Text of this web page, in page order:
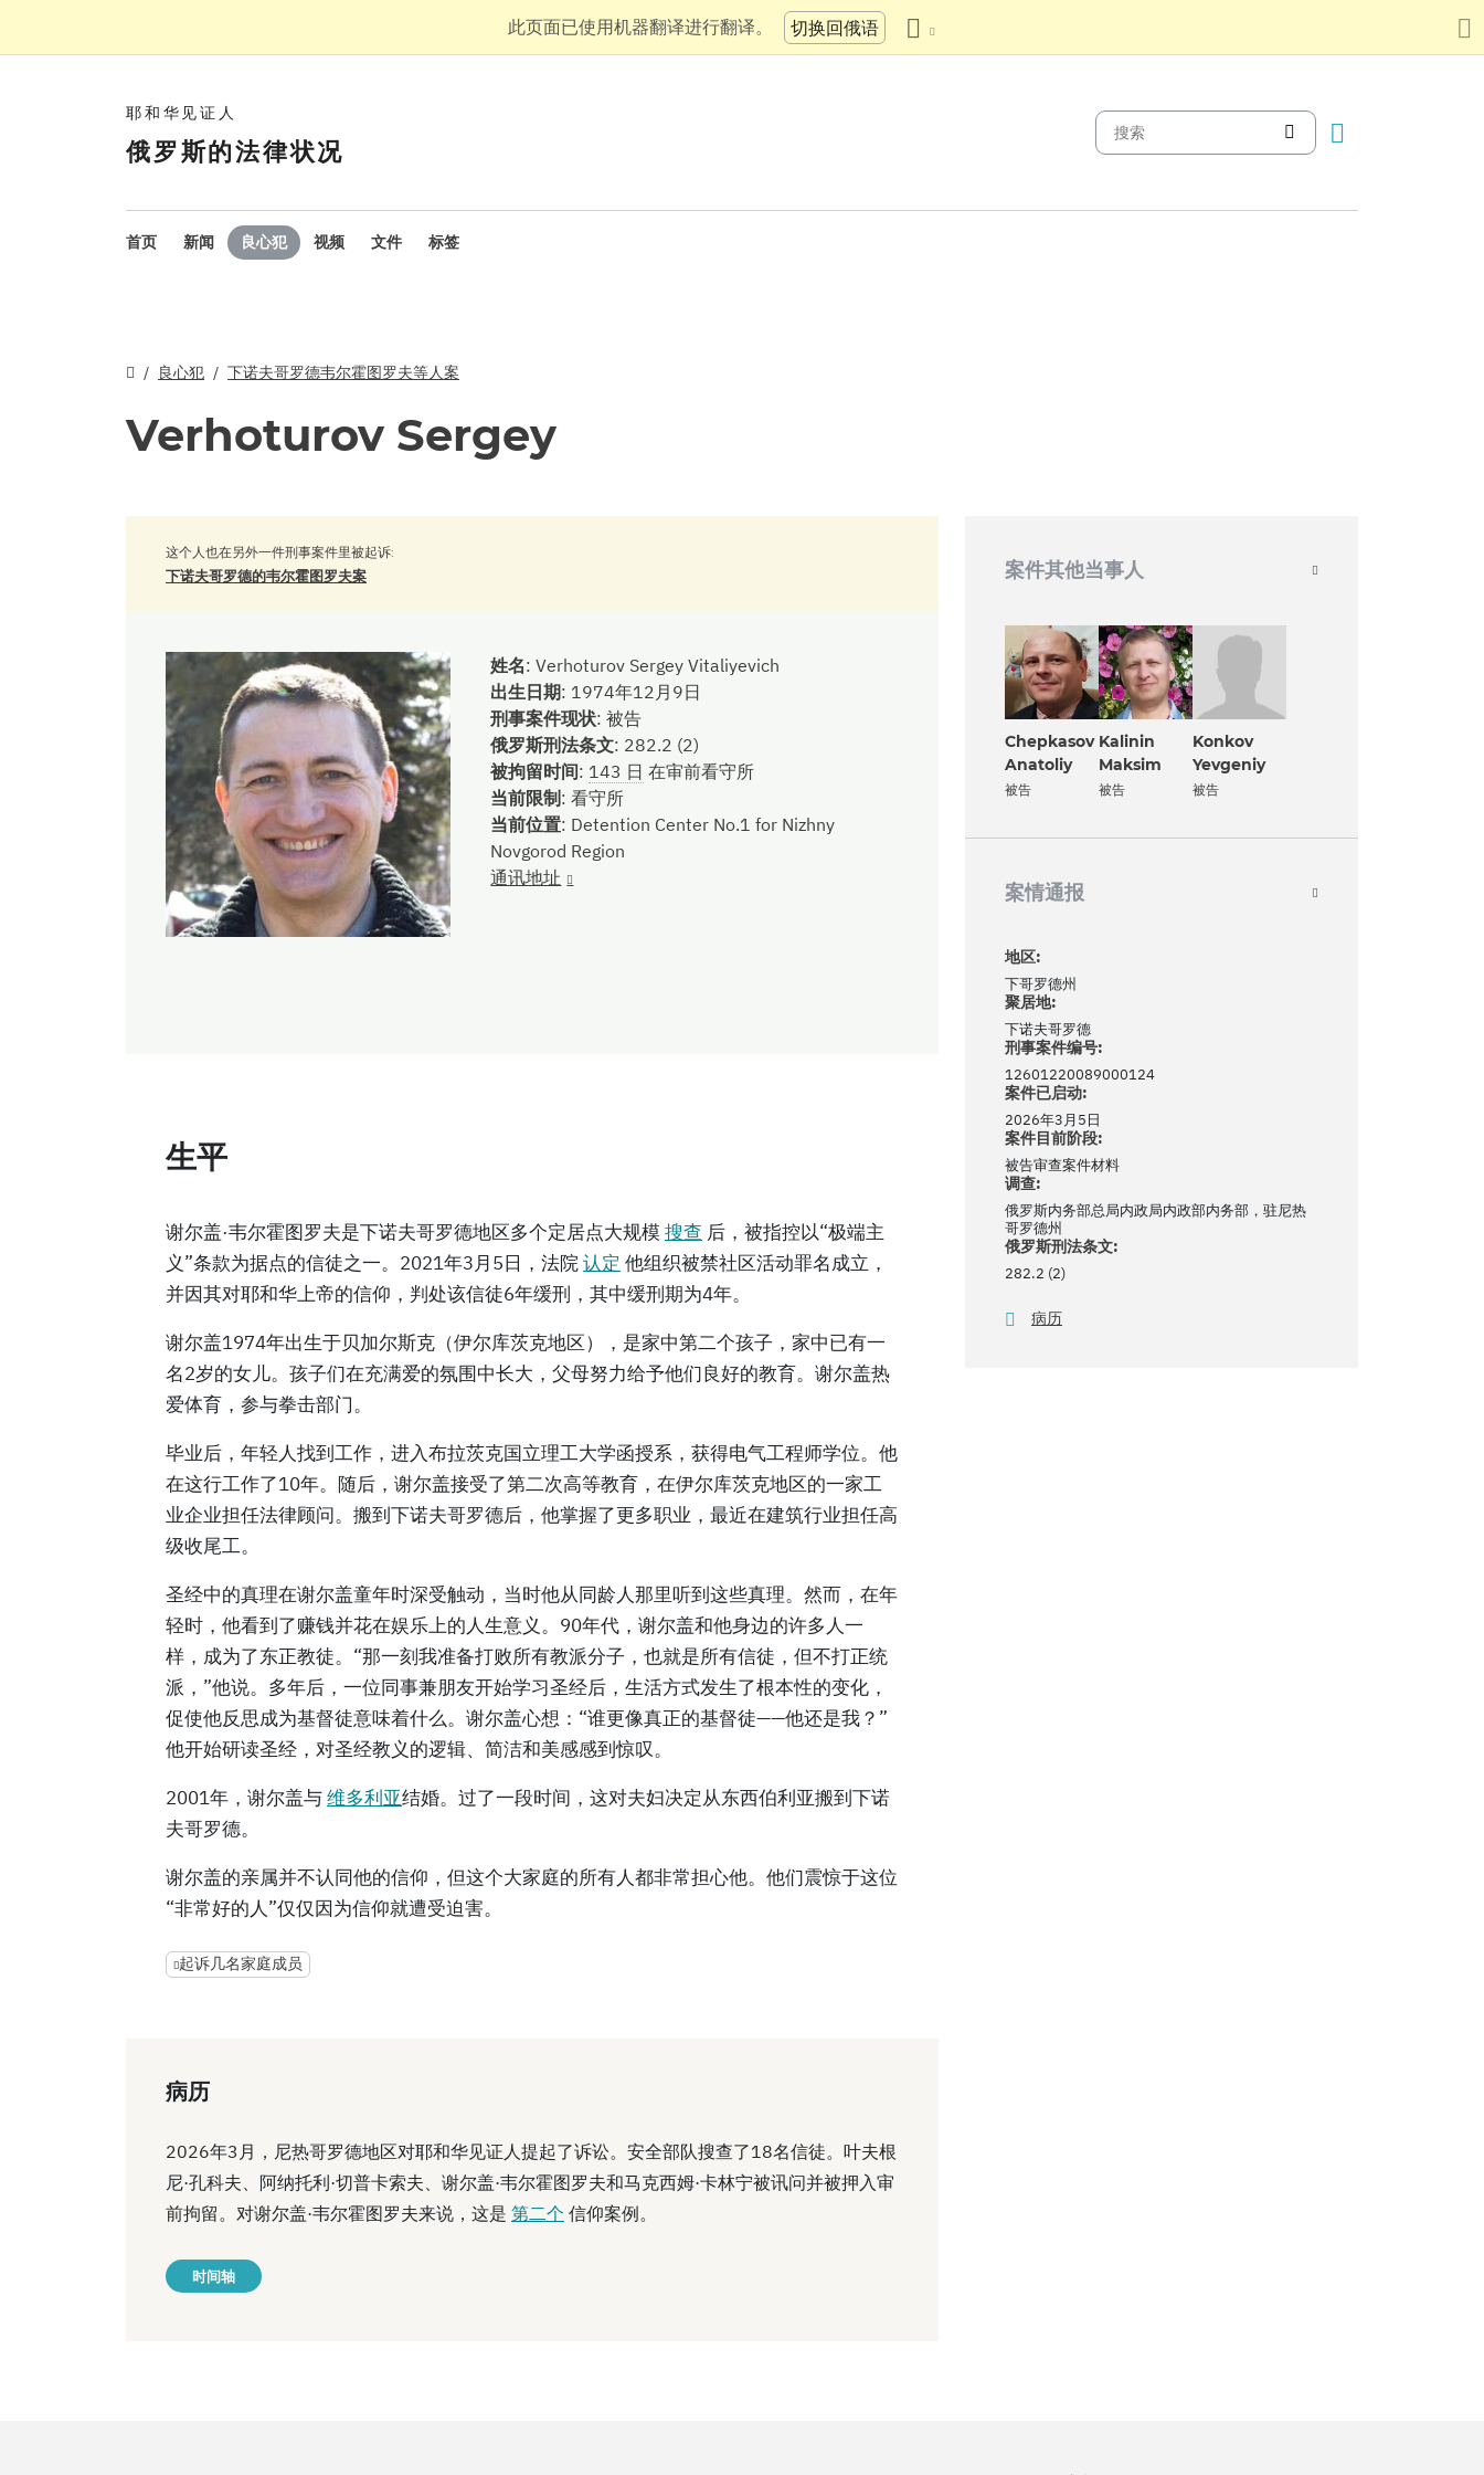
此页面已使用机器翻译进行翻译。 切换回俄语
耶和华见证人
俄罗斯的法律状况
首页 新闻 良心犯 视频 文件 标签
良心犯 下诺夫哥罗德韦尔霍图罗夫等人案
Verhoturov Sergey
这个人也在另外一件刑事案件里被起诉:
下诺夫哥罗德的韦尔霍图罗夫案
姓名:Verhoturov Sergey Vitaliyevich
出生日期: 1974年12月9日
刑事案件现状:被告
俄罗斯刑法条文: 282.2 (2)
被拘留时间: 143 日 在审前看守所
当前限制:看守所
当前位置: Detention Center No.1 for Nizhny
Novgorod Region
通讯地址
生平
谢尔盖·韦尔霍图罗夫是下诺夫哥罗德地区多个定居点大规模 搜查 后，被指控以“极端主
义”条款为据点的信徒之一。2021年3月5日，法院认定 他组织被禁社区活动罪名成立，
并因其对耶和华上帝的信仰，判处该信徒6年缓刑，其中缓刑期为4年。
谢尔盖1974年出生于贝加尔斯克（伊尔库茨克地区），是家中第二个孩子，家中已有一
名2岁的女儿。孩子们在充满爱的氛围中长大，父母努力给予他们良好的教育。谢尔盖热
爱体育，参与拳击部门。
毕业后，年轻人找到工作，进入布拉茨克国立理工大学函授系，获得电气工程师学位。他
在这行工作了10年。随后，谢尔盖接受了第二次高等教育，在伊尔库茨克地区的一家工
业企业担任法律顾问。搬到下诺夫哥罗德后，他掌握了更多职业，最近在建筑行业担任高
级收尾工。
圣经中的真理在谢尔盖童年时深受触动，当时他从同龄人那里听到这些真理。然而，在年
轻时，他看到了赚钱并花在娱乐上的人生意义。90年代，谢尔盖和他身边的许多人一
样，成为了东正教徒。“那一刻我准备打败所有教派分子，也就是所有信徒，但不打正统
派，”他说。多年后，一位同事兼朋友开始学习圣经后，生活方式发生了根本性的变化，
促使他反思成为基督徒意味着什么。谢尔盖心想：“谁更像真正的基督徒——他还是我？”
他开始研读圣经，对圣经教义的逻辑、简洁和美感感到惊叹。
2001年，谢尔盖与维多利亚结婚。过了一段时间，这对夫妇决定从东西伯利亚搬到下诺
夫哥罗德。
谢尔盖的亲属并不认同他的信仰，但这个大家庭的所有人都非常担心他。他们震惊于这位
“非常好的人”仅仅因为信仰就遭受迫害。
起诉几名家庭成员
病历
2026年3月，尼热哥罗德地区对耶和华见证人提起了诉讼。安全部队搜查了18名信徒。叶夫根
尼·孔科夫、阿纳托利·切普卡索夫、谢尔盖·韦尔霍图罗夫和马克西姆·卡林宁被讯问并被押入审
前拘留。对谢尔盖·韦尔霍图罗夫来说，这是 第二个 信仰案例。
时间轴
案件其他当事人
Chepkasov
Anatoliy
被告
Kalinin
Maksim
被告
Konkov
Yevgeniy
被告
案情通报
地区:
下哥罗德州
聚居地:
下诺夫哥罗德
刑事案件编号:
12601220089000124
案件已启动:
2026年3月5日
案件目前阶段:
被告审查案件材料
调查:
俄罗斯内务部总局内政局内政部内务部，驻尼热
哥罗德州
俄罗斯刑法条文:
282.2 (2)
病历